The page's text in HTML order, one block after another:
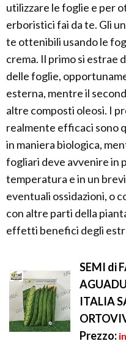
utilizzare le foglie e per
erboristici fai da te. Gli
te ottenibili usando le
crema. Il primo si estrae
delle foglie,
esterna, mentre il
altre composti oleosi. I
realmente efficaci sono
in maniera biologica,
fogliari deve avvenire in
temperatura e in un
eventuali ossidazioni, o
con altre parti della
effetti benefici degli
SEMI di
ITALIA
Prezzo: